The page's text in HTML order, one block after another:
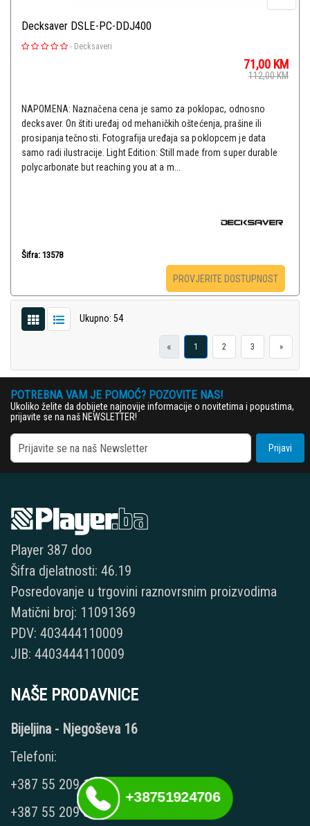
Decksaver DSLE-PC-DDJ400
- Decksaveri
71,00 KM
112,00KM
NAPOMENA: Naznačena cena je samo za poklopac, odnosno
decksaver. On štiti uređaj od mehaničkih oštećenja, prašine ili
prosipanja tečnosti. Fotografija uređaja sa poklopcem je data
samo radi ilustracije. Light Edition: Still made from super durable
polycarbonate but reaching you at a m...
Šifra: 13578
PROVJERITE DOSTUPNOST
Ukupno: 54
« 1 2 3 »
POTREBNA VAM JE POMOĆ? POZOVITE NAS!
Ukoliko želite da dobijete najnovije informacije o novitetima i popustima,
prijavite se na naš NEWSLETTER!
Prijavi
Player 387 doo
Šifra djelatnosti: 46.19
Posredovanje u trgovini raznovrsnim proizvodima
Matični broj: 11091369
PDV: 403444110009
JIB: 4403444110009
NAŠE PRODAVNICE
Bijeljina - Njegoševa 16
Telefoni:
+387 55 209 104
+387 55 209 387
+38751924706